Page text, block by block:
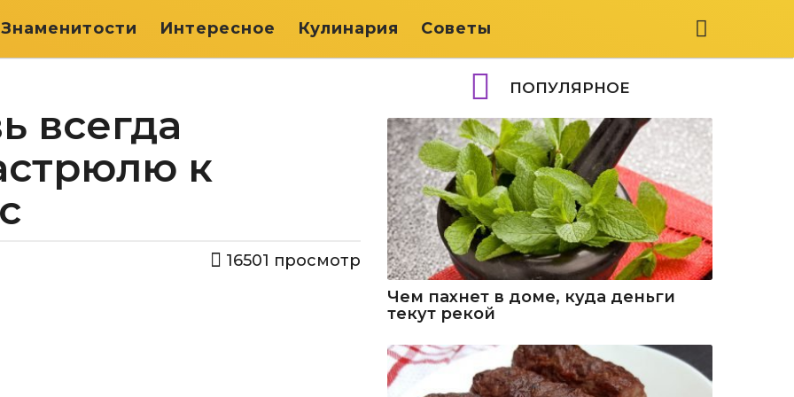
Знаменитости Интересное Кулинария Советы
всегда
к
16501 просмотр
ПОПУЛЯРНОЕ
Чем пахнет в доме, куда деньги
текут рекой